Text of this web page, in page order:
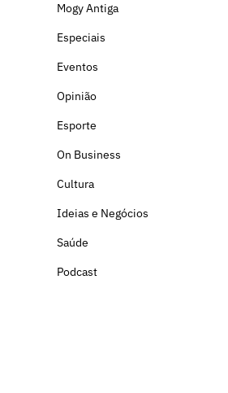
Mogy Antiga
Especiais
Eventos
Opinião
Esporte
On Business
Cultura
Ideias e Negócios
Saúde
Podcast